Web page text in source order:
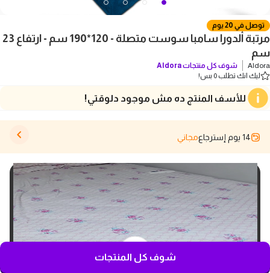
توصل في 20 يوم
مرتبة ألدورا سامبا سوست متصلة - 120*190 سم - ارتفاع 23
سم
Aldora شوف كل منتجاتAldora
ليك انك تطلب 0 بس!
للأسف المنتج ده مش موجود دلوقتي!
14 يوم إسترجاع مجاني
شوف كل المنتجات